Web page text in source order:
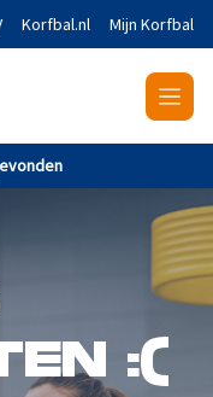
Korfbal.nl Mijn Korfbal
:(